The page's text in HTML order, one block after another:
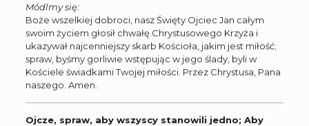
Módlmy się:
Boże wszelkiej dobroci, nasz Święty Ojciec Jan całym
swoim życiem głosił chwałę Chrystusowego Krzyża i
ukazywał najcenniejszy skarb Kościoła, jakim jest miłość;
spraw, byśmy gorliwie wstępując w jego ślady, byli w
Kościele świadkami Twojej miłości. Przez Chrystusa, Pana
naszego. Amen.
Ojcze, spraw, aby wszyscy stanowili jedno; Aby